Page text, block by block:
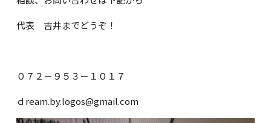
代表 吉井までどうぞ！
０７２－９５３－１０１７
ｄream.by.logos@gmail.com